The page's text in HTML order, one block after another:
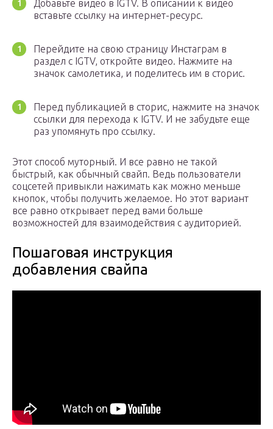
Добавьте видео в IGTV. В описании к видео
вставьте ссылку на интернет-ресурс.
Перейдите на свою страницу Инстаграм в
раздел с IGTV, откройте видео. Нажмите на
значок самолетика, и поделитесь им в сторис.
Перед публикацией в сторис, нажмите на значок
ссылки для перехода к IGTV. И не забудьте еще
раз упомянуть про ссылку.
Этот способ муторный. И все равно не такой
быстрый, как обычный свайп. Ведь пользователи
соцсетей привыкли нажимать как можно меньше
кнопок, чтобы получить желаемое. Но этот вариант
все равно открывает перед вами больше
возможностей для взаимодействия с аудиторией.
Пошаговая инструкция
добавления свайпа